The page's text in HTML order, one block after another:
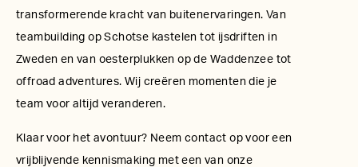
transformerende kracht van buitenervaringen. Van
teambuilding op Schotse kastelen tot ijsdriften in
Zweden en van oesterplukken op de Waddenzee tot
offroad adventures. Wij creëren momenten die je
team voor altijd veranderen.
Klaar voor het avontuur? Neem contact op voor een
vrijblijvende kennismaking met een van onze